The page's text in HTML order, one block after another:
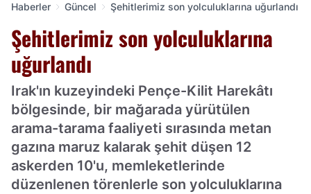
Haberler Güncel Şehitlerimiz son yolculuklarına uğurlandı
Şehitlerimiz son yolculuklarına
uğurlandı
Irak'ın kuzeyindeki Pençe-Kilit Harekâtı
bölgesinde, bir mağarada yürütülen
arama-tarama faaliyeti sırasında metan
gazına maruz kalarak şehit düşen 12
askerden 10'u, memleketlerinde
düzenlenen törenlerle son yolculuklarına